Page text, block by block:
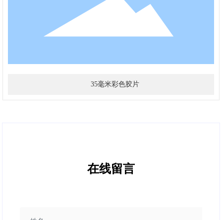
35毫米彩色胶片
在线留言